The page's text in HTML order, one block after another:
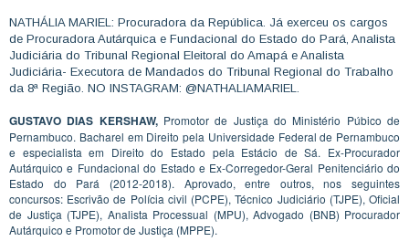
NATHÁLIA MARIEL: Procuradora da República. Já exerceu os cargos
de Procuradora Autárquica e Fundacional do Estado do Pará, Analista
Judiciária do Tribunal Regional Eleitoral do Amapá e Analista
Judiciária- Executora de Mandados do Tribunal Regional do Trabalho
da 8ª Região. NO INSTAGRAM: @NATHALIAMARIEL.
GUSTAVO DIAS KERSHAW, Promotor de Justiça do Ministério Púbico de
Pernambuco. Bacharel em Direito pela Universidade Federal de Pernambuco
e especialista em Direito do Estado pela Estácio de Sá. Ex-Procurador
Autárquico e Fundacional do Estado e Ex-Corregedor-Geral Penitenciário do
Estado do Pará (2012-2018). Aprovado, entre outros, nos seguintes
concursos: Escrivão de Polícia civil (PCPE), Técnico Judiciário (TJPE), Oficial
de Justiça (TJPE), Analista Processual (MPU), Advogado (BNB) Procurador
Autárquico e Promotor de Justiça (MPPE).